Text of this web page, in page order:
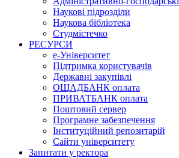
Наукові підрозділи
Наукова бібліотека
Студмістечко
РЕСУРСИ
е-Університет
Підтримка користувачів
Державні закупівлі
ОЩАДБАНК оплата
ПРИВАТБАНК оплата
Поштовий сервер
Програмне забезпечення
Інституційний репозитарій
Сайти університету
Запитати у ректора